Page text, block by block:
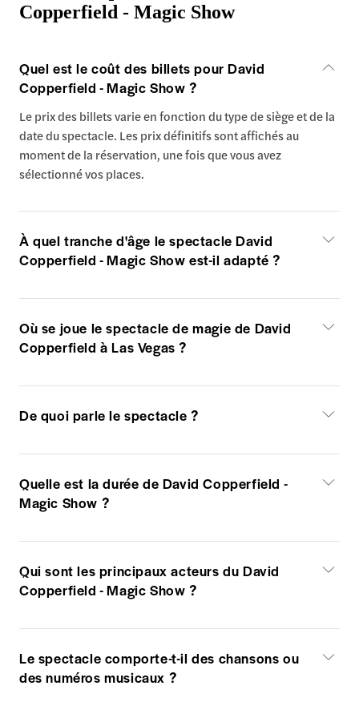
Copperfield - Magic Show
Quel est le coût des billets pour David
Copperfield - Magic Show ?
Le prix des billets varie en fonction du type de siège et de la
date du spectacle. Les prix définitifs sont affichés au
moment de la réservation, une fois que vous avez
sélectionné vos places.
À quel tranche d'âge le spectacle David
Copperfield - Magic Show est-il adapté ?
Où se joue le spectacle de magie de David
Copperfield à Las Vegas ?
De quoi parle le spectacle ?
Quelle est la durée de David Copperfield -
Magic Show ?
Qui sont les principaux acteurs du David
Copperfield - Magic Show ?
Le spectacle comporte-t-il des chansons ou
des numéros musicaux ?